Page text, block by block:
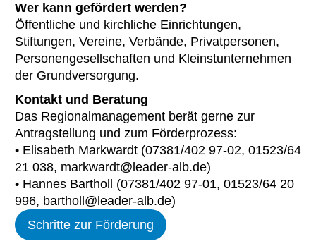
Wer kann gefördert werden?
Öffentliche und kirchliche Einrichtungen,
Stiftungen, Vereine, Verbände, Privatpersonen,
Personengesellschaften und Kleinstunternehmen
der Grundversorgung.
Kontakt und Beratung
Das Regionalmanagement berät gerne zur
Antragstellung und zum Förderprozess:
• Elisabeth Markwardt (07381/402 97-02, 01523/64
21 038, markwardt@leader-alb.de)
• Hannes Bartholl (07381/402 97-01, 01523/64 20
996, bartholl@leader-alb.de)
Schritte zur Förderung